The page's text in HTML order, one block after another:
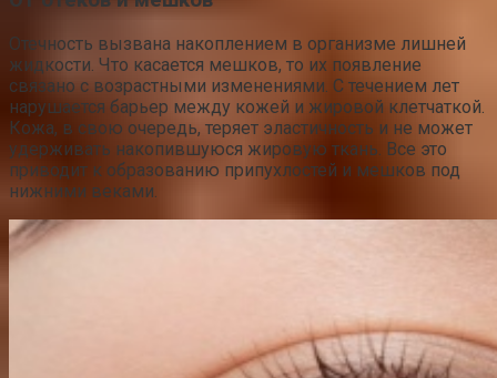
Отечность вызвана накоплением в организме лишней
жидкости. Что касается мешков, то их появление
связано с возрастными изменениями. С течением лет
нарушается барьер между кожей и жировой клетчаткой.
Кожа, в свою очередь, теряет эластичность и не может
удерживать накопившуюся жировую ткань. Все это
приводит к образованию припухлостей и мешков под
нижними веками.